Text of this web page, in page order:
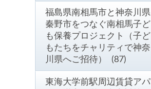
福島県南相馬市と神奈川県
秦野市をつなぐ南相馬子ど
も保養プロジェクト（子ど
もたちをチャリティで神奈
川県へご招待） (87)
東海大学前駅周辺賃貸アパ